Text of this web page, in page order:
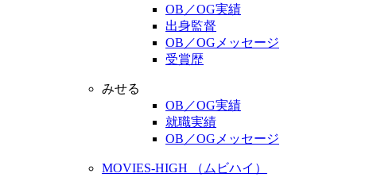
OB／OG実績
出身監督
OB／OGメッセージ
受賞歴
みせる
OB／OG実績
就職実績
OB／OGメッセージ
MOVIES-HIGH （ムビハイ）